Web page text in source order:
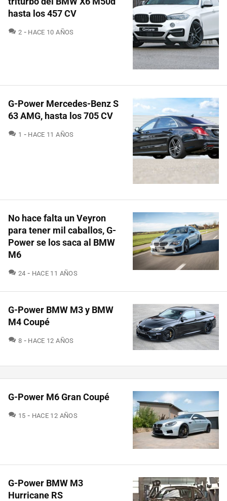
hasta los 457 CV
2 COMENTARIOS
HACE 10 AÑOS
G-Power Mercedes-Benz S
63 AMG, hasta los 705 CV
1 COMENTARIOS
HACE 11 AÑOS
No hace falta un Veyron
para tener mil caballos, G-
Power se los saca al BMW
M6
24 COMENTARIOS
HACE 11 AÑOS
G-Power BMW M3 y BMW
M4 Coupé
8 COMENTARIOS
HACE 12 AÑOS
G-Power M6 Gran Coupé
15 COMENTARIOS
HACE 12 AÑOS
G-Power BMW M3
Hurricane RS